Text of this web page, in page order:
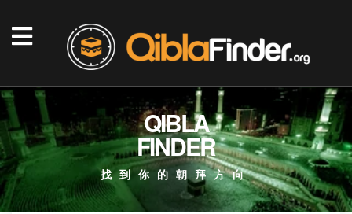
QIBLA
FINDER
找到你的朝拜方向